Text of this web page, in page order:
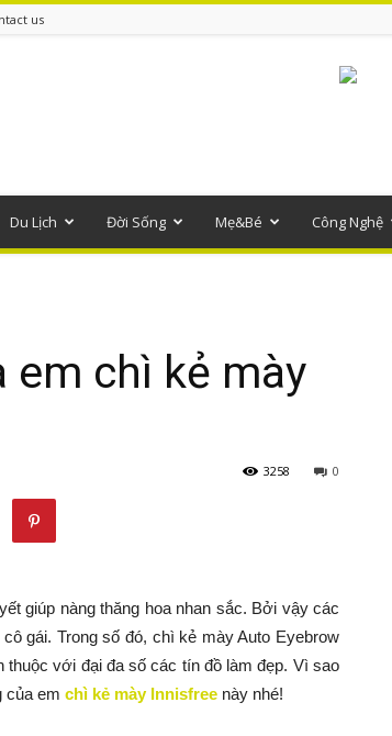
us
Du Lịch Đời Sống Mẹ&Bé Công Nghệ
em chì kẻ mày
0
3258
giúp nàng thăng hoa nhan sắc. Bởi vậy các
gái. Trong số đó, chì kẻ mày Auto Eyebrow
thuộc với đại đa số các tín đồ làm đẹp. Vì sao
của em chì kẻ mày Innisfree này nhé!